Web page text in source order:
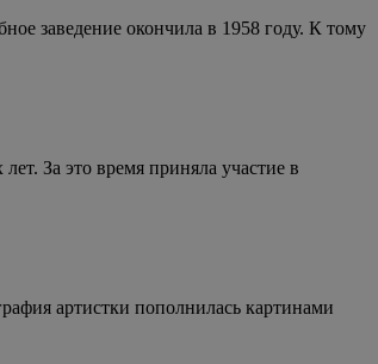
заведение окончила в 1958 году. К тому
За это время приняла участие в
артистки пополнилась картинами